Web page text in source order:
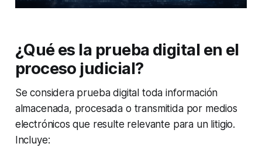
¿Qué es la prueba digital en el
proceso judicial?
Se considera prueba digital toda información
almacenada, procesada o transmitida por medios
electrónicos que resulte relevante para un litigio.
Incluye: